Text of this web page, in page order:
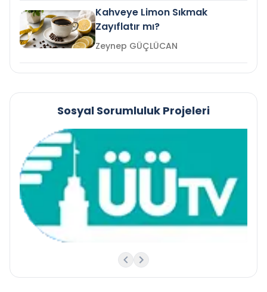
Kahveye Limon Sıkmak
Zayıflatır mı?
Zeynep GÜÇLÜCAN
Sosyal Sorumluluk Projeleri